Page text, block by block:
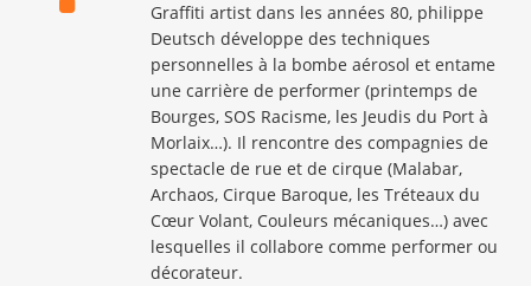
Graffiti artist dans les années 80, philippe
Deutsch développe des techniques
personnelles à la bombe aérosol et entame
une carrière de performer (printemps de
Bourges, SOS Racisme, les Jeudis du Port à
Morlaix…). Il rencontre des compagnies de
spectacle de rue et de cirque (Malabar,
Archaos, Cirque Baroque, les Tréteaux du
Cœur Volant, Couleurs mécaniques…) avec
lesquelles il collabore comme performer ou
décorateur.